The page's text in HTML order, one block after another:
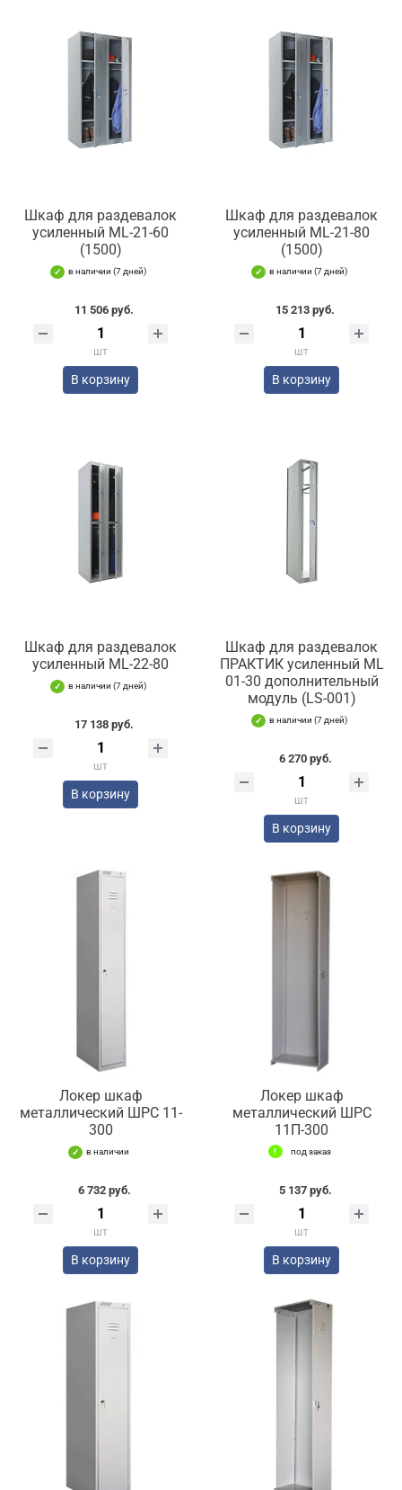
Шкаф для раздевалок
усиленный ML-21-60
(1500)
в наличии (7 дней)
11 506 руб.
шт
В корзину
Шкаф для раздевалок
усиленный ML-21-80
(1500)
в наличии (7 дней)
15 213 руб.
шт
В корзину
Шкаф для раздевалок
усиленный ML-22-80
в наличии (7 дней)
17 138 руб.
шт
В корзину
Шкаф для раздевалок
ПРАКТИК усиленный ML
01-30 дополнительный
модуль (LS-001)
в наличии (7 дней)
6 270 руб.
шт
В корзину
Локер шкаф
металлический ШРС 11-
300
в наличии
6 732 руб.
шт
В корзину
Локер шкаф
металлический ШРС
11П-300
под заказ
5 137 руб.
шт
В корзину